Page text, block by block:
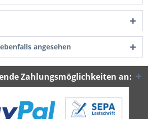
angesehen
Zahlungsmöglichkeiten an: